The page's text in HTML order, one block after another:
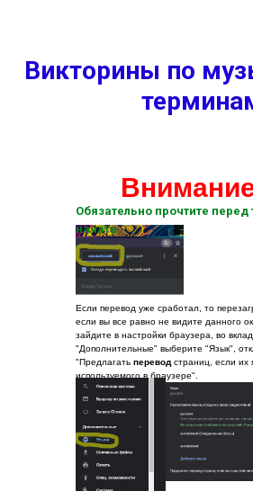
Викторины по
Если перевод уже сработал, то
если вы все равно не видите данного
зайдите в настройки браузера, во
"Дополнительные" выберите "Язык",
"Предлагать перевод страниц, если их
используемого в браузере".
Обязательно прочтите перед
начать